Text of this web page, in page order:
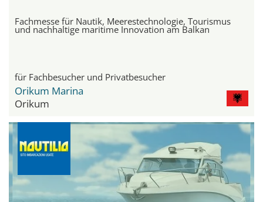
Fachmesse für Nautik, Meerestechnologie, Tourismus
und nachhaltige maritime Innovation am Balkan
für Fachbesucher und Privatbesucher
Orikum Marina
Orikum